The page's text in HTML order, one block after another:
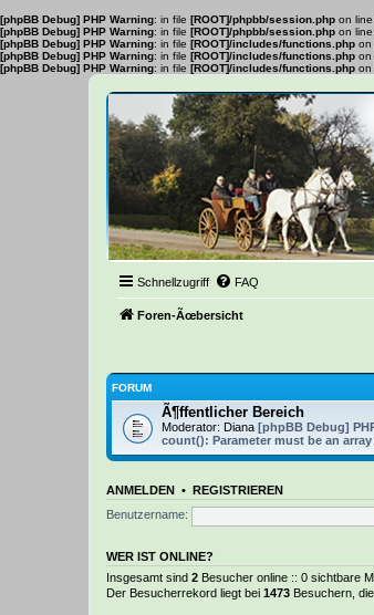
[phpBB Debug] PHP Warning: in file [ROOT]/phpbb/session.php on line
[phpBB Debug] PHP Warning: in file [ROOT]/phpbb/session.php on line
[phpBB Debug] PHP Warning: in file [ROOT]/includes/functions.php on
[phpBB Debug] PHP Warning: in file [ROOT]/includes/functions.php on
[phpBB Debug] PHP Warning: in file [ROOT]/includes/functions.php on
Schnellzugriff FAQ
Foren-Ãœbersicht
FORUM
Ã¶ffentlicher Bereich
Moderator: Diana [phpBB Debug]
count(): Parameter must be an
ANMELDEN • REGISTRIEREN
Benutzername:
WER IST ONLINE?
Insgesamt sind 2 Besucher online :: 0 sichtbare
Der Besucherrekord liegt bei 1473 Besuchern,